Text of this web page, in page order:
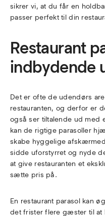
sikrer vi, at du får en
passer perfekt til din
Restaurant
indbydende
Det er ofte de udendørs
restauranten, og derfor er
også ser tiltalende ud med
kan de rigtige parasoller
skabe hyggelige
sidde uforstyrret og nyde
at give restauranten et
sætte pris på.
En restaurant parasol kan
det frister flere gæster til at